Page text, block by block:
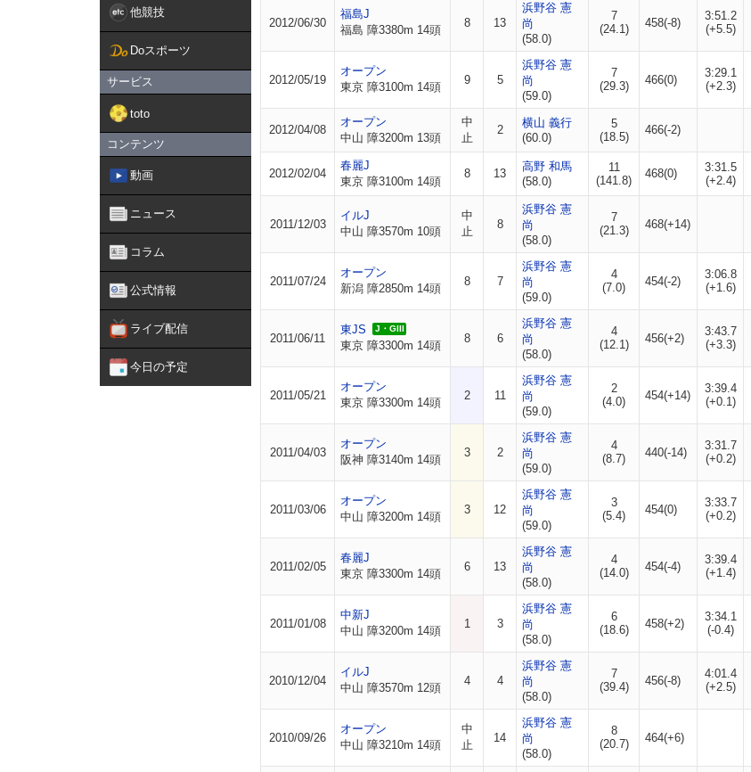
他競技
Doスポーツ
サービス
toto
コンテンツ
動画
ニュース
コラム
公式情報
ライブ配信
今日の予定
2012/06/30
福島J
福島 障3380m 14頭
8 13
浜野谷 憲
尚
(58.0)
7
(24.1)
458(-8)
3:51.2
(+5.5)
2012/05/19
オープン
東京 障3100m 14頭
9 5
浜野谷 憲
尚
(59.0)
7
(29.3)
466(0)
3:29.1
(+2.3)
2012/04/08
オープン
中山 障3200m 13頭
中
止
2
横山 義行
(60.0)
5
(18.5)
466(-2)
2012/02/04
春麗J
東京 障3100m 14頭
8 13
高野 和馬
(58.0)
11
(141.8)
468(0)
3:31.5
(+2.4)
2011/12/03
イルJ
中山 障3570m 10頭
中
止
8
浜野谷 憲
尚
(58.0)
7
(21.3)
468(+14)
2011/07/24
オープン
新潟 障2850m 14頭
8 7
浜野谷 憲
尚
(59.0)
4
(7.0)
454(-2)
3:06.8
(+1.6)
2011/06/11
東JS J・GIII
東京 障3300m 14頭
8 6
浜野谷 憲
尚
(58.0)
4
(12.1)
456(+2)
3:43.7
(+3.3)
2011/05/21
オープン
東京 障3300m 14頭
2 11
浜野谷 憲
尚
(59.0)
2
(4.0)
454(+14)
3:39.4
(+0.1)
2011/04/03
オープン
阪神 障3140m 14頭
3 2
浜野谷 憲
尚
(59.0)
4
(8.7)
440(-14)
3:31.7
(+0.2)
2011/03/06
オープン
中山 障3200m 14頭
3 12
浜野谷 憲
尚
(59.0)
3
(5.4)
454(0)
3:33.7
(+0.2)
2011/02/05
春麗J
東京 障3300m 14頭
6 13
浜野谷 憲
尚
(58.0)
4
(14.0)
454(-4)
3:39.4
(+1.4)
2011/01/08
中新J
中山 障3200m 14頭
1 3
浜野谷 憲
尚
(58.0)
6
(18.6)
458(+2)
3:34.1
(-0.4)
2010/12/04
イルJ
中山 障3570m 12頭
4 4
浜野谷 憲
尚
(58.0)
7
(39.4)
456(-8)
4:01.4
(+2.5)
2010/09/26
オープン
中山 障3210m 14頭
中
止
14
浜野谷 憲
尚
(58.0)
8
(20.7)
464(+6)